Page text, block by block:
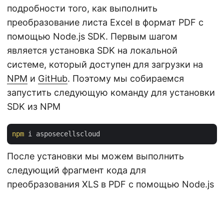
подробности того, как выполнить
преобразование листа Excel в формат PDF с
помощью Node.js SDK. Первым шагом
является установка SDK на локальной
системе, который доступен для загрузки на
NPM и GitHub. Поэтому мы собираемся
запустить следующую команду для установки
SDK из NPM
npm
После установки мы можем выполнить
следующий фрагмент кода для
преобразования XLS в PDF с помощью Node.js